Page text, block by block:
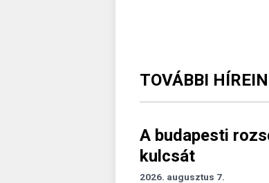
TOVÁBBI
A budapesti
kulcsát
2026. augusztus 7.